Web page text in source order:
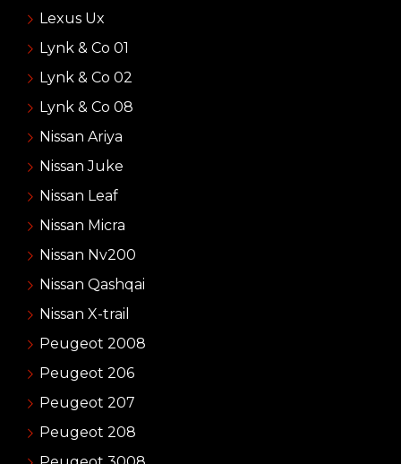
Lexus Ux
Lynk & Co 01
Lynk & Co 02
Lynk & Co 08
Nissan Ariya
Nissan Juke
Nissan Leaf
Nissan Micra
Nissan Nv200
Nissan Qashqai
Nissan X-trail
Peugeot 2008
Peugeot 206
Peugeot 207
Peugeot 208